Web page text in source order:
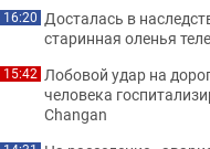
16:20 Досталась в
старинная оленья
15:42 Лобовой удар на
человека
Changan